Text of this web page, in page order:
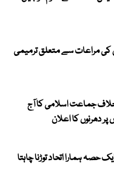
کی مراعات سے متعلق ترمیمی
خلاف جماعت اسلامی کا آج
حصہ ہمارا اتحاد توڑنا چاہتا